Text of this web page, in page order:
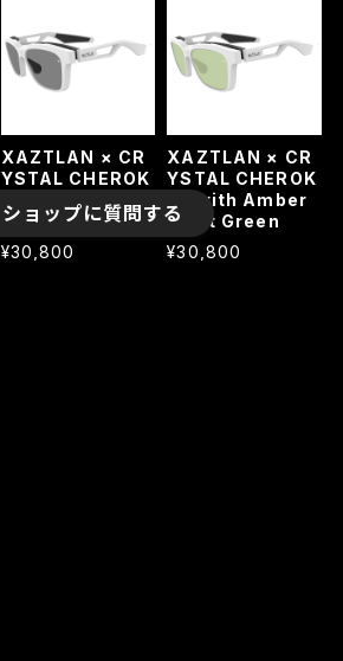
XAZTLAN × CR
YSTAL CHEROK
EE with Light Gr
ey
¥30,800
XAZTLAN × CR
YSTAL CHEROK
EE with Amber
Light Green
¥30,800
ショップに質問する